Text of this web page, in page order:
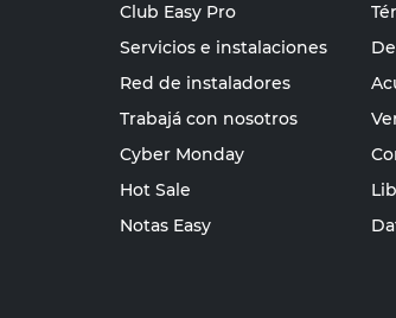
Club Easy Pro
Servicios e instalaciones
Red de instaladores
Trabajá con nosotros
Cyber Monday
Hot Sale
Notas Easy